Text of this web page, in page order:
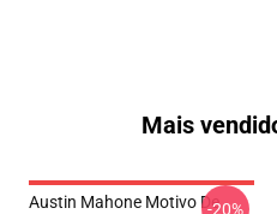
Mais
Austin Mahone Motivo De-20%